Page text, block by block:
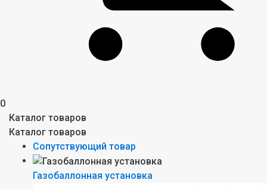
0
Каталог товаров
Каталог товаров
Сопутствующий товар
Газобаллонная установка